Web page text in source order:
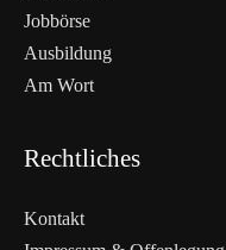
Jobbörse
Ausbildung
Am Wort
Rechtliches
Kontakt